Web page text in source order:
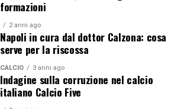
formazioni
2 anni ago
Napoli in cura dal dottor Calzona: cosa
serve per la riscossa
CALCIO 3 anni ago
Indagine sulla corruzione nel calcio
italiano Calcio Five